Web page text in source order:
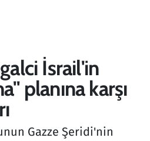
İsrail'in
planına karşı
Gazze Şeridi'nin